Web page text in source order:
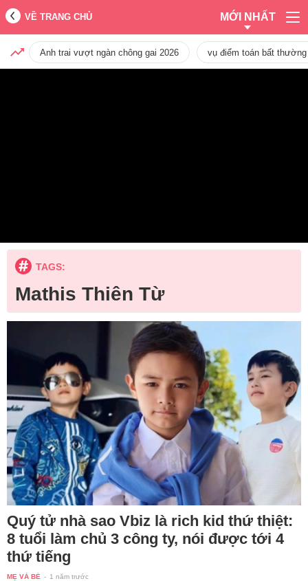
VỀ TRANG CHỦ MỚI NHẤT
Anh trai vượt ngàn chông gai 2026 vụ điểm toán bất
TAGS:
Mathis Thiên Từ
Quý tử nhà sao Vbiz là rich kid thứ thiệt:
8 tuổi làm chủ 3 công ty, nói được tới 4
thứ tiếng
MẸ VÀ BÉ - 1 năm trước